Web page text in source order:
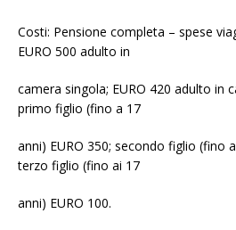
Costi: Pensione completa – spese
EURO 500 adulto in
camera singola; EURO 420 adulto in
primo figlio (fino a 17
anni) EURO 350; secondo figlio (fino
terzo figlio (fino ai 17
anni) EURO 100.